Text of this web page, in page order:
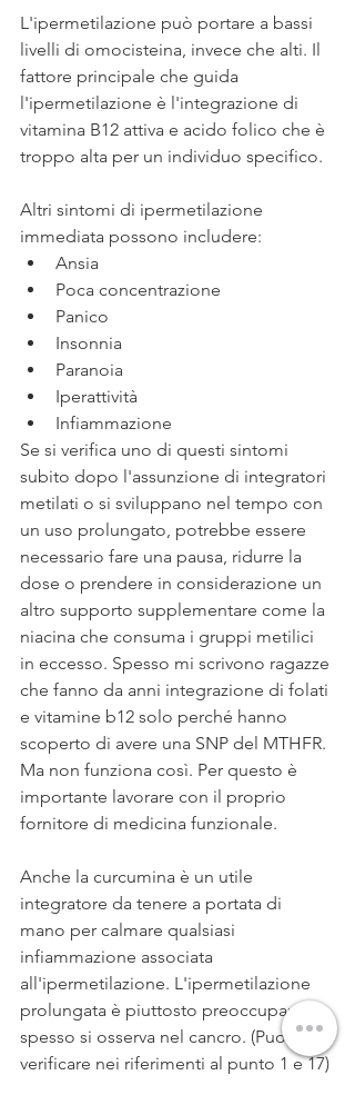
L'ipermetilazione può portare a bassi
livelli di omocisteina, invece che alti. Il
fattore principale che guida
l'ipermetilazione è l'integrazione di
vitamina B12 attiva e acido folico che è
troppo alta per un individuo specifico.
Altri sintomi di ipermetilazione
immediata possono includere:
Ansia
Poca concentrazione
Panico
Insonnia
Paranoia
Iperattività
Infiammazione
Se si verifica uno di questi sintomi
subito dopo l'assunzione di integratori
metilati o si sviluppano nel tempo con
un uso prolungato, potrebbe essere
necessario fare una pausa, ridurre la
dose o prendere in considerazione un
altro supporto supplementare come la
niacina che consuma i gruppi metilici
in eccesso. Spesso mi scrivono ragazze
che fanno da anni integrazione di folati
e vitamine b12 solo perché hanno
scoperto di avere una SNP del MTHFR.
Ma non funziona così. Per questo è
importante lavorare con il proprio
fornitore di medicina funzionale.
Anche la curcumina è un utile
integratore da tenere a portata di
mano per calmare qualsiasi
infiammazione associata
all'ipermetilazione. L'ipermetilazione
prolungata è piuttosto preoccupante e
spesso si osserva nel cancro. (Puoi
verificare nei riferimenti al punto 1 e 17)